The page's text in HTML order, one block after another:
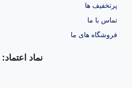
پرتخفیف ها
تماس با ما
فروشگاه های ما
نماد اعتماد: